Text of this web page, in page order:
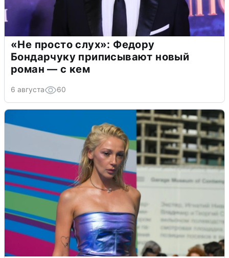
«Не просто слух»: Федору
Бондарчуку приписывают новый
роман — с кем
6 августа 60